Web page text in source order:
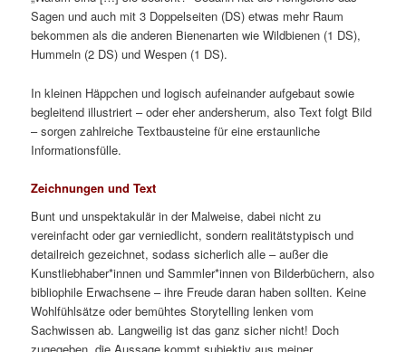
Sagen und auch mit 3 Doppelseiten (DS) etwas mehr Raum
bekommen als die anderen Bienenarten wie Wildbienen (1 DS),
Hummeln (2 DS) und Wespen (1 DS).
In kleinen Häppchen und logisch aufeinander aufgebaut sowie
begleitend illustriert – oder eher andersherum, also Text folgt Bild
– sorgen zahlreiche Textbausteine für eine erstaunliche
Informationsfülle.
Zeichnungen und Text
Bunt und unspektakulär in der Malweise, dabei nicht zu
vereinfacht oder gar verniedlicht, sondern realitätstypisch und
detailreich gezeichnet, sodass sicherlich alle – außer die
Kunstliebhaber*innen und Sammler*innen von Bilderbüchern, also
bibliophile Erwachsene – ihre Freude daran haben sollten. Keine
Wohlfühlsätze oder bemühtes Storytelling lenken vom
Sachwissen ab. Langweilig ist das ganz sicher nicht! Doch